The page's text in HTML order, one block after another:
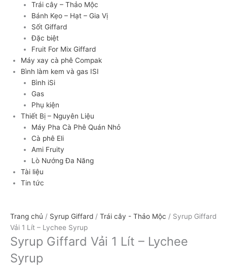
Trái cây – Thảo Mộc
Bánh Kẹo – Hạt – Gia Vị
Sốt Giffard
Đặc biệt
Fruit For Mix Giffard
Máy xay cà phê Compak
Bình làm kem và gas ISI
Bình iSi
Gas
Phụ kiện
Thiết Bị – Nguyên Liệu
Máy Pha Cà Phê Quán Nhỏ
Cà phê Eli
Ami Fruity
Lò Nướng Đa Năng
Tài liệu
Tin tức
Trang chủ / Syrup Giffard / Trái cây - Thảo Mộc / Syrup Giffard
Vải 1 Lít – Lychee Syrup
Syrup Giffard Vải 1 Lít – Lychee
Syrup